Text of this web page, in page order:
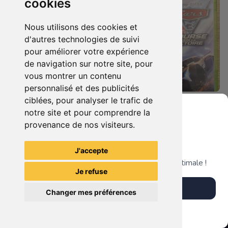
cookies
Nous utilisons des cookies et
d'autres technologies de suivi
pour améliorer votre expérience
de navigation sur notre site, pour
vous montrer un contenu
personnalisé et des publicités
ciblées, pour analyser le trafic de
notre site et pour comprendre la
provenance de nos visiteurs.
J'accepte
Je refuse
Changer mes préférences
19.90 € 0
Castlevania : Lords Of Shadow Xbox 360
19.90 €
TheGamingR83
Grenier du Geek
Télécharge notre app pour une expérience optimale !
Télécharger l'app